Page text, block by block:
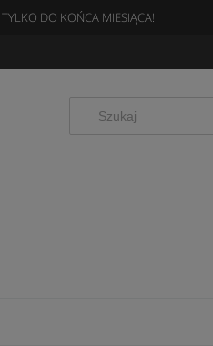
TYLKO DO KOŃCA MIESIĄCA!